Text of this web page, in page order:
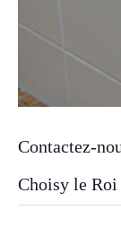
Contactez-
Choisy le Roi